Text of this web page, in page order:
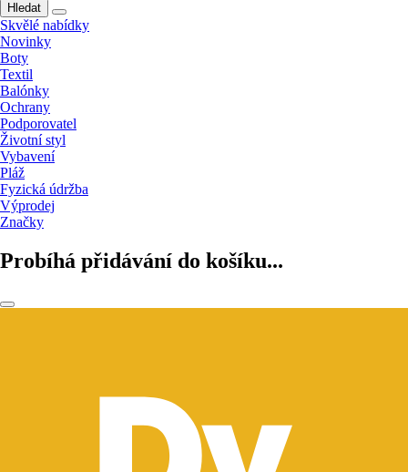
Hledat
Skvělé nabídky
Novinky
Boty
Textil
Balónky
Ochrany
Podporovatel
Životní styl
Vybavení
Pláž
Fyzická údržba
Výprodej
Značky
Probíhá přidávání do košíku...